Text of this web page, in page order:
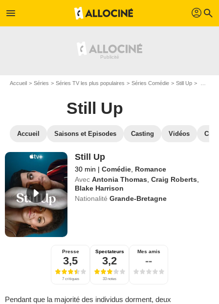
menu profil search
Accueil Séries Séries TV les plus populaires Séries Comédie Still Up
Still Up
Accueil Saisons et Episodes Casting Vidéos
Still Up
30 min | Comédie Romance
Avec Antonia Thomas ,Craig Roberts
Blake Harrison
Nationalité Grande-Bretagne
Presse
3,5
7 critiques
Spectateurs
3,2
33 notes
Mes amis
--
Pendant que la majorité des individus dorment, deux